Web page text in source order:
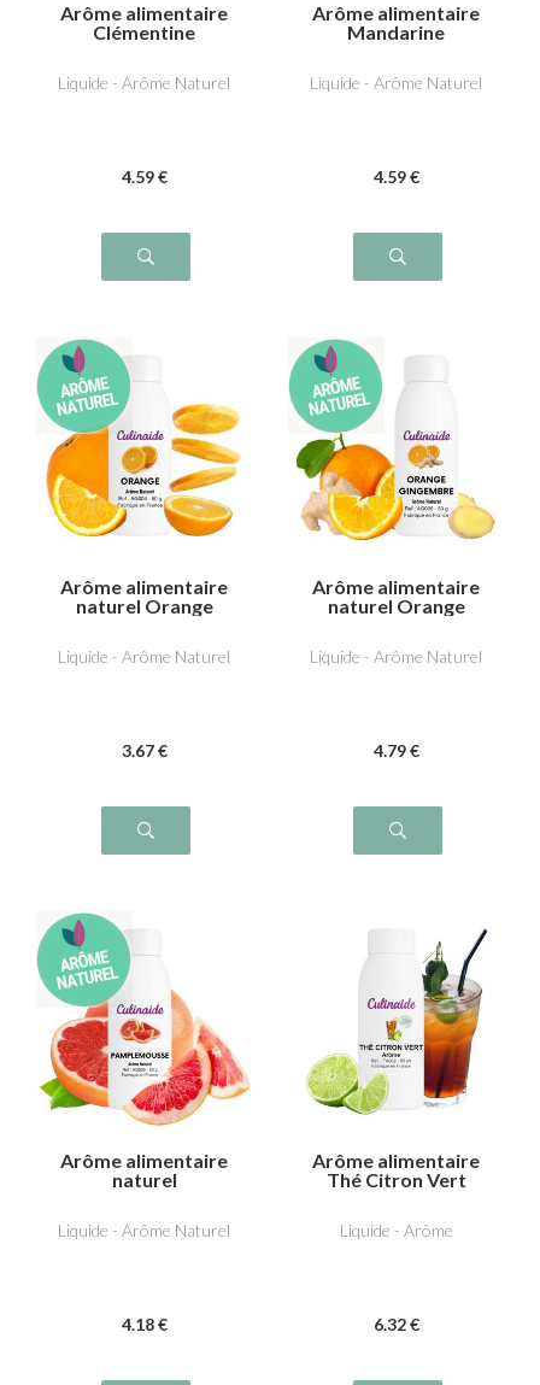
Arôme alimentaire
Clémentine
Liquide - Arôme Naturel
4.59 €
Arôme alimentaire
Mandarine
Liquide - Arôme Naturel
4.59 €
Arôme alimentaire
naturel Orange
Liquide - Arôme Naturel
3.67 €
Arôme alimentaire
naturel Orange
Liquide - Arôme Naturel
4.79 €
Arôme alimentaire
naturel
Liquide - Arôme Naturel
4.18 €
Arôme alimentaire
Thé Citron Vert
Liquide - Arôme
6.32 €